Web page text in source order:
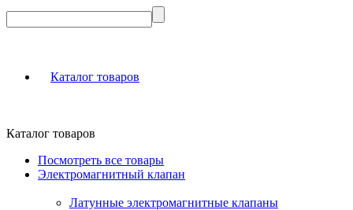
Каталог товаров
Каталог товаров
Посмотреть все товары
Электромагнитный клапан
Латунные электромагнитные клапаны